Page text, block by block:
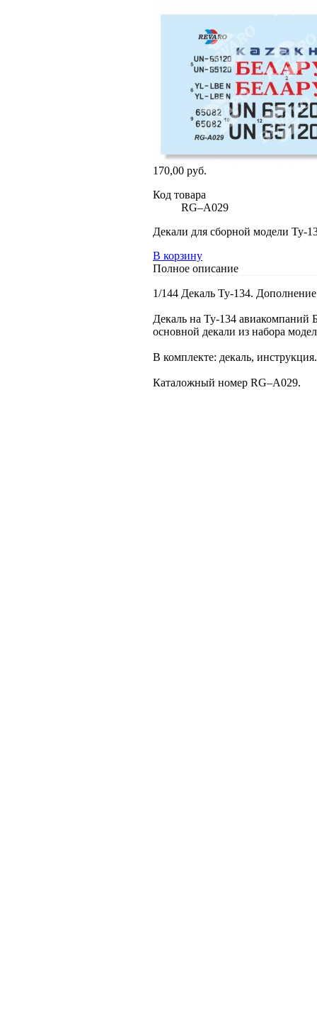
170,00 руб.
Код товара
RG–A029
Декали для сборной модели Ту-
В корзину
Полное описание
1/144 Декаль Ту-134.
Декаль на Ту-134 авиакомпаний
основной декали из набора
В комплекте: декаль, инструкция.
Каталожный номер RG–A029.